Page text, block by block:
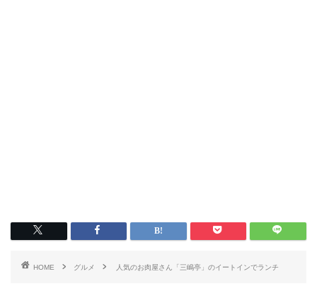
HOME グルメ 人気のお肉屋さん「三嶋亭」のイートインでランチ